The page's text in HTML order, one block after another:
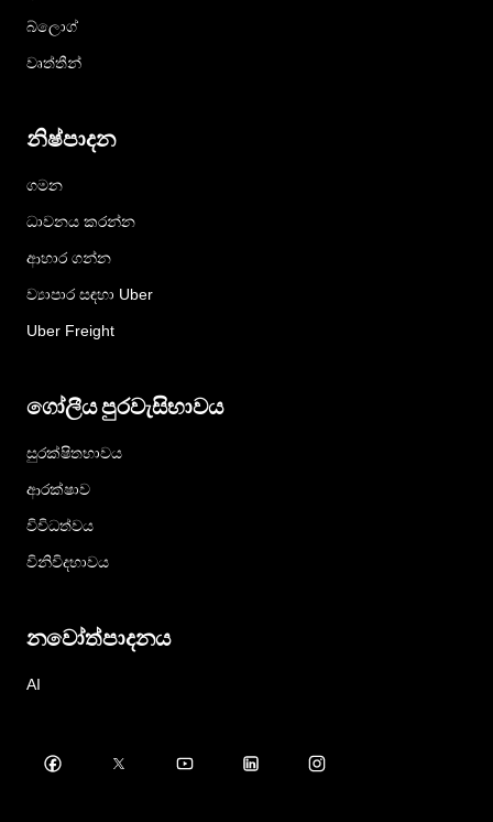
බ්ලොග්
වෘත්තීන්
නිෂ්පාදන
ගමන
ධාවනය කරන්න
ආහාර ගන්න
ව්‍යාපාර සඳහා Uber
Uber Freight
ගෝලීය පුරවැසිභාවය
සුරක්ෂිතභාවය
ආරක්ෂාව
විවිධත්වය
විනිවිදභාවය
නවෝත්පාදනය
AI